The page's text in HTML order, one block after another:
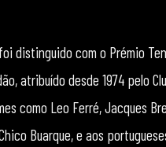
distinguido com o Prémio
atribuído desde 1974 pelo
como Leo Ferré, Jacques
Buarque, e aos